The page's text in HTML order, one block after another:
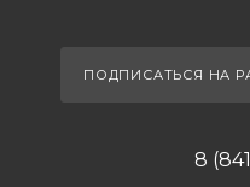
ПОДПИСАТЬСЯ НА
8